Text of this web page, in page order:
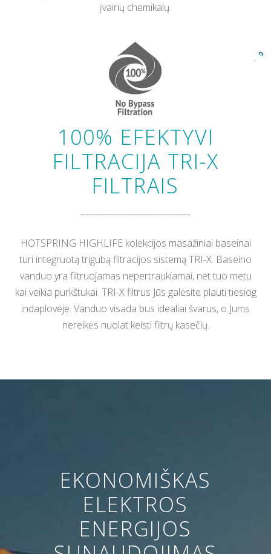
įvairių chemikalų.
100% EFEKTYVI
FILTRACIJA TRI-X
FILTRAIS
HOTSPRING HIGHLIFE kolekcijos masažiniai baseinai
turi integruotą trigubą filtracijos sistemą TRI-X. Baseino
vanduo yra filtruojamas nepertraukiamai, net tuo metu
kai veikia purkštukai. TRI-X filtrus Jūs galėsite plauti tiesiog
indaplovėje. Vanduo visada bus idealiai švarus, o Jums
nereikės nuolat keisti filtrų kasečių.
EKONOMIŠKAS
ELEKTROS
ENERGIJOS